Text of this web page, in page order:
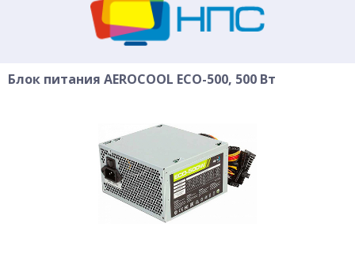
Блок питания AEROCOOL ECO-500, 500 Вт